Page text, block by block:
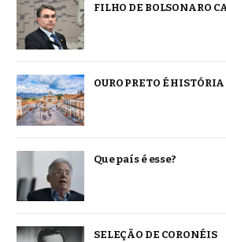
FILHO DE BOLSONARO
OURO PRETO É HISTÓRIA
Que país é esse?
SELEÇÃO DE CORONÉIS